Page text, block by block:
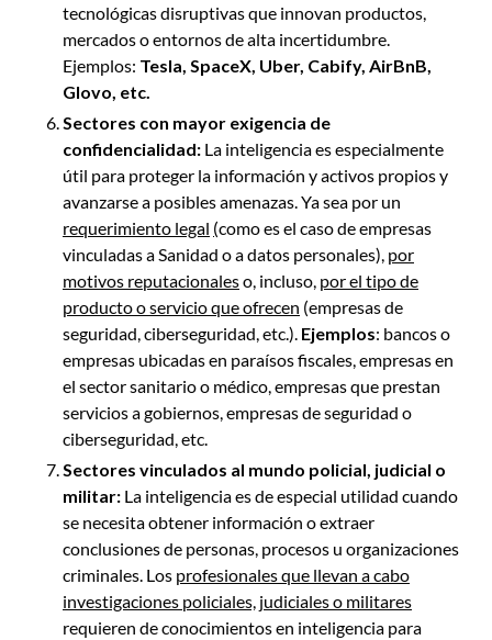
tecnológicas disruptivas que innovan productos,
mercados o entornos de alta incertidumbre.
Ejemplos: Tesla, SpaceX, Uber, Cabify, AirBnB,
Glovo, etc.
Sectores con mayor exigencia de
confidencialidad: La inteligencia es especialmente
útil para proteger la información y activos propios y
avanzarse a posibles amenazas. Ya sea por un
requerimiento legal (como es el caso de empresas
vinculadas a Sanidad o a datos personales), por
motivos reputacionaleso, incluso, por el tipo de
producto o servicio que ofrecen (empresas de
seguridad, ciberseguridad, etc.). Ejemplos: bancos o
empresas ubicadas en paraísos fiscales, empresas en
el sector sanitario o médico, empresas que prestan
servicios a gobiernos, empresas de seguridad o
ciberseguridad, etc.
Sectores vinculados al mundo policial, judicial o
militar: La inteligencia es de especial utilidad cuando
se necesita obtener información o extraer
conclusiones de personas, procesos u organizaciones
criminales. Los profesionales que llevan a cabo
investigaciones policiales, judiciales o militares
requieren de conocimientos en inteligencia para